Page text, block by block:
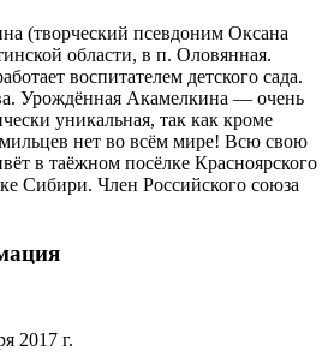
(творческий псевдоним Оксана
области, в п. Оловянная.
воспитателем детского сада.
Урождённая Акамелкина — очень
уникальная, так как кроме
нет во всём мире! Всю свою
в таёжном посёлке Красноярского
Сибири. Член Российского союза
2017 г.